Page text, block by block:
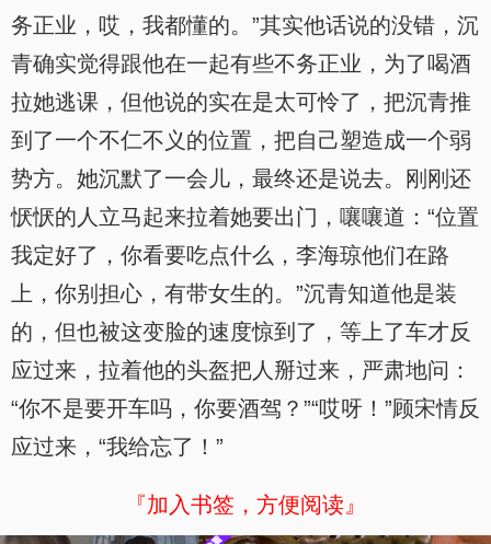
务正业，哎，我都懂的。”其实他话说的没错，沉
青确实觉得跟他在一起有些不务正业，为了喝酒
拉她逃课，但他说的实在是太可怜了，把沉青推
到了一个不仁不义的位置，把自己塑造成一个弱
势方。她沉默了一会儿，最终还是说去。刚刚还
恹恹的人立马起来拉着她要出门，嚷嚷道：“位置
我定好了，你看要吃点什么，李海琼他们在路
上，你别担心，有带女生的。”沉青知道他是装
的，但也被这变脸的速度惊到了，等上了车才反
应过来，拉着他的头盔把人掰过来，严肃地问：
“你不是要开车吗，你要酒驾？”“哎呀！”顾宋情反
应过来，“我给忘了！”
『加入书签，方便阅读』